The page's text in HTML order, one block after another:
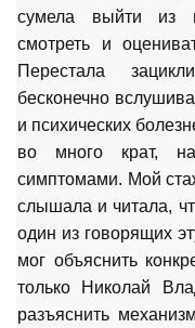
сумела выйти из
смотреть и
Перестала
бесконечно
и психических
во много крат,
симптомами. Мой
слышала и читала,
один из говорящих
мог объяснить
только Николай
разъяснить